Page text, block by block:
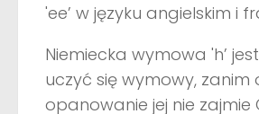
'ee’ w języku angielskim i
Niemiecka wymowa 'h’
uczyć się wymowy, zanim
opanowanie jej nie zajmie